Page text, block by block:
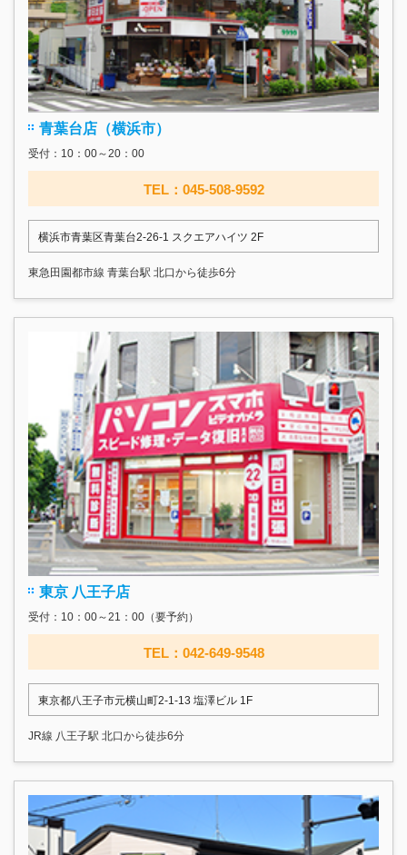
青葉台店（横浜市）
受付：10：00～20：00
TEL：045-508-9592
横浜市青葉区青葉台2-26-1 スクエアハイツ 2F
東急田園都市線 青葉台駅 北口から徒歩6分
東京 八王子店
受付：10：00～21：00（要予約）
TEL：042-649-9548
東京都八王子市元横山町2-1-13 塩澤ビル 1F
JR線 八王子駅 北口から徒歩6分